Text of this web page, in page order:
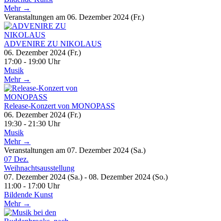
Mehr →
Veranstaltungen am 06. Dezember 2024 (Fr.)
ADVENIRE ZU NIKOLAUS
06. Dezember 2024 (Fr.)
17:00 - 19:00 Uhr
Musik
Mehr →
Release-Konzert von MONOPASS
06. Dezember 2024 (Fr.)
19:30 - 21:30 Uhr
Musik
Mehr →
Veranstaltungen am 07. Dezember 2024 (Sa.)
07 Dez.
Weihnachtsausstellung
07. Dezember 2024 (Sa.) - 08. Dezember 2024 (So.)
11:00 - 17:00 Uhr
Bildende Kunst
Mehr →